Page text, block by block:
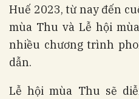
Huế 2023, từ nay đến
mùa Thu và Lễ hội
nhiều chương trình
dẫn.
Lễ hội mùa Thu sẽ